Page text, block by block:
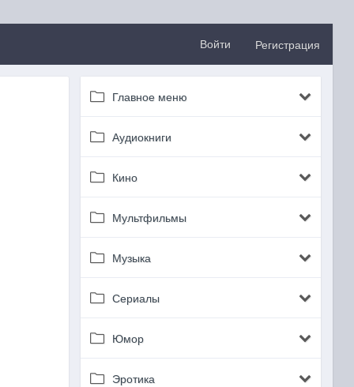
Регистрация
Войти
Главное меню
Аудиокниги
Кино
Мультфильмы
Музыка
Сериалы
Юмор
Эротика